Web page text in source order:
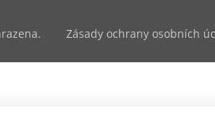
Zásady ochrany osobních